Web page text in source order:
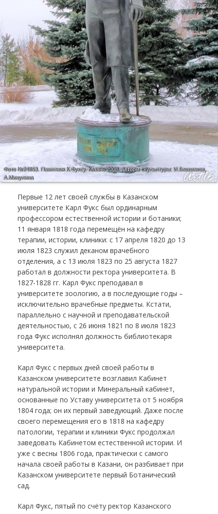
Фото №24853.Памятник К.Фуксу. Казань 2008. Авторы скульптуры: И.Башмаков,
А.Минулина
Первые 12 лет своей службы в Казанском
университете Карл Фукс был ординарным
профессором естественной истории и ботаники;
11 января 1818 года перемещён на кафедру
терапии, истории, клиники: с 17 апреля 1820 до 13
июля 1823 служил деканом врачебного
отделения, а с 13 июля 1823 по 25 августа 1827
работал в должности ректора университета. В
1827-1828 гг. Карл Фукс преподавал в
университете зоологию, а в последующие годы –
исключительно врачебные предметы. Кстати,
параллельно с научной и преподавательской
деятельностью, с 26 июня 1821 по 8 июля 1823
года Фукс исполнял должность библиотекаря
университета.
Карл Фукс с первых дней своей работы в
Казанском университете возглавил Кабинет
натуральной истории и Минеральный кабинет,
основанные по Уставу университета от 5 ноября
1804 года; он их первый заведующий. Даже после
своего перемещения его в 1818 на кафедру
патологии, терапии и клиники Фукс продолжал
заведовать Кабинетом естественной истории. И
уже с весны 1806 года, практически с самого
начала своей работы в Казани, он разбивает при
Казанском университете первый Ботанический
сад.
Карл Фукс, пятый по счёту ректор Казанского